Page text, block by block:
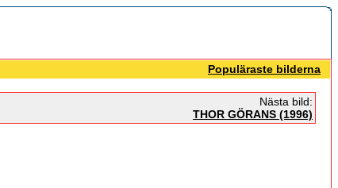
Populäraste bilderna
Nästa bild:
THOR GÖRANS (1996)